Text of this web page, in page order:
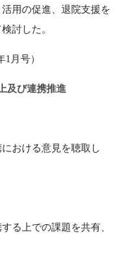
用の促進、退院支援を
討した。
月号）
及び連携推進
おける意見を聴取し
上での課題を共有、